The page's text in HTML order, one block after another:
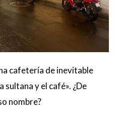
cafetería de inevitable
sultana y el café». ¿De
nombre?